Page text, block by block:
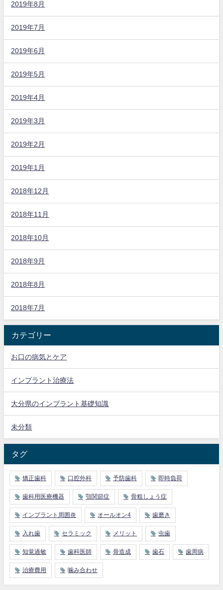
2019年8月
2019年7月
2019年6月
2019年5月
2019年4月
2019年3月
2019年2月
2019年1月
2018年12月
2018年11月
2018年10月
2018年9月
2018年8月
2018年7月
カテゴリー
お口の病気とケア
インプラント治療法
大分県のインプラント基礎知識
未分類
タグ
矯正歯科 口腔外科 予防歯科 即時負荷
歯科用医療機器 顎関節症 骨粗しょう症
インプラント周囲炎 オールオン4 歯磨き
入れ歯 セラミック メリット 虫歯
知覚過敏 歯科医師 骨造成 歯石 歯周病
治療費用 噛み合わせ